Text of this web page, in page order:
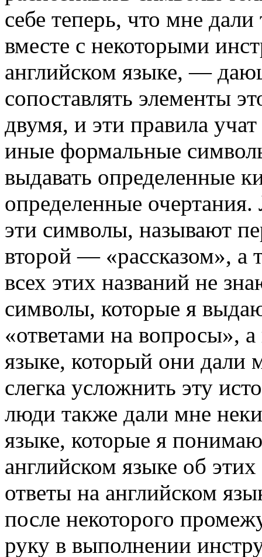
себе теперь, что мне
вместе с некоторыми
английском языке, —
сопоставлять элементы
двумя, и эти правила
иные формальные
выдавать определенные
определенные
эти символы, называют
второй — «расска­зом»,
всех этих названий не
символы, которые я
«ответами на вопросы»,
языке, который они
слегка услож­нить эту
люди также дали мне
языке, которые я
английском языке об
ответы на английском
после неко­торого
руку в выполнении